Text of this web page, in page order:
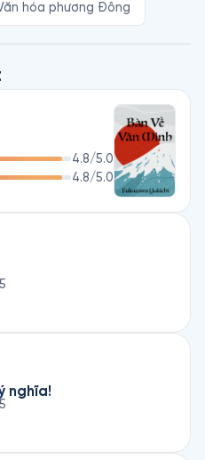
là một trong những nhân vật có
phương để sánh bước với
của hai tác phẩm nổi tiếng là
Trước những đóng góp to
vô cùng kính trọng và in
hóa phương Đông
4.8/5.0
4.8/5.0
nghĩa!